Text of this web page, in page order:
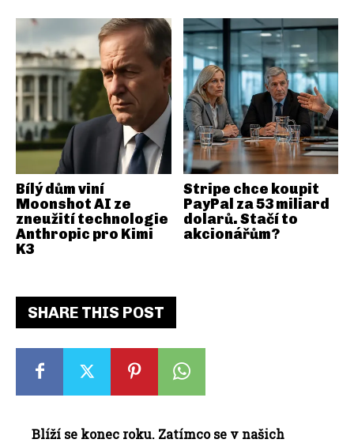
SHARE THIS POST
Blíží se konec roku. Zatímco se v našich
Bílý dům viní
Moonshot AI ze
zneužití technologie
Anthropic pro Kimi
K3
Stripe chce koupit
PayPal za 53 miliard
dolarů. Stačí to
akcionářům?